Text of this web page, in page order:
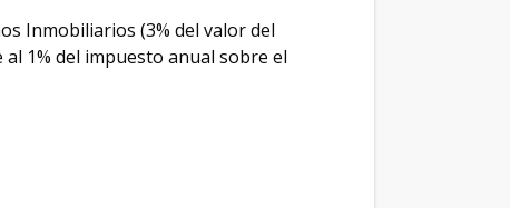
Inmobiliarios (3% del valor del
1% del impuesto anual sobre el